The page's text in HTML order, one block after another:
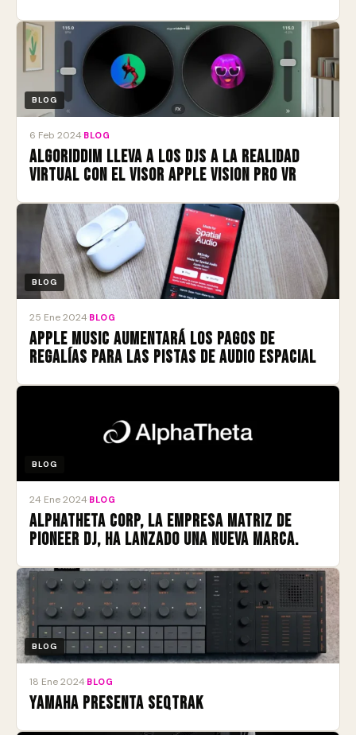
BLOG
6 Feb 2024 BLOG
Algoriddim lleva a los DJs a la realidad
virtual con el visor Apple Vision Pro VR
BLOG
25 Ene 2024 BLOG
Apple Music aumentará los pagos de
regalías para las pistas de audio espacial
BLOG
24 Ene 2024 BLOG
AlphaTheta Corp, la empresa matriz de
Pioneer DJ, ha lanzado una nueva marca.
BLOG
18 Ene 2024 BLOG
Yamaha presenta SEQTRAK